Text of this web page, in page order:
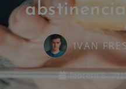
IVAN
febrero 6,